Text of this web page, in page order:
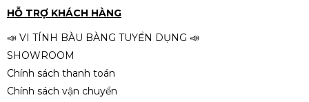
HỖ TRỢ KHÁCH HÀNG
📣 VI TÍNH BÀU BÀNG TUYỂN DỤNG 📣
SHOWROOM
Chính sách thanh toán
Chính sách vận chuyển